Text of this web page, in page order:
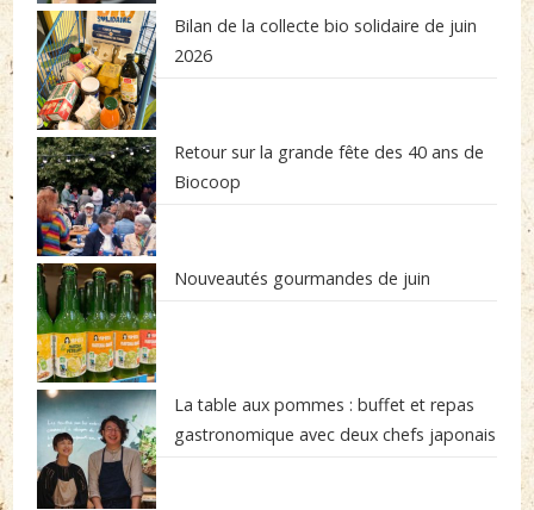
Bilan de la collecte bio solidaire de juin
2026
Retour sur la grande fête des 40 ans de
Biocoop
Nouveautés gourmandes de juin
La table aux pommes : buffet et repas
gastronomique avec deux chefs japonais